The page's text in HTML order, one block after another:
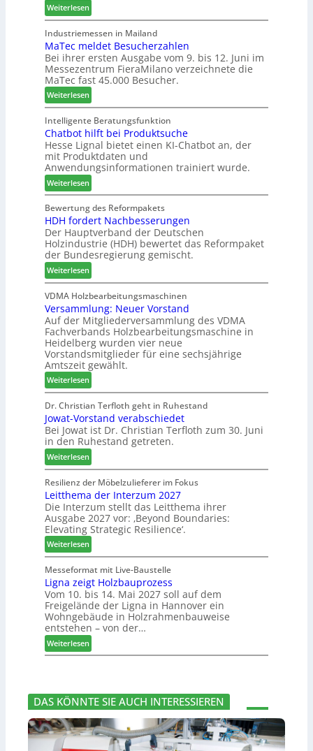
t
s
f
ü
h
r
r
e
n
f
ü
r
P
a
n
t
a
g
o
-
F
r
ä
s
e
r
u
n
d
-
V
e
r
b
i
n
d
e
r
Weiterlesen:
W
e
C
a
r
e
-
A
k
t
i
o
n
s
w
o
c
h
e
n
2
0
2
6
Industriemessen in Mailand
MaTec meldet Besucherzahlen
Bei ihrer ersten Ausgabe vom 9. bis 12. Juni im
Messezentrum FieraMilano verzeichnete die
MaTec fast 45.000 Besucher.
Weiterlesen:
M
a
T
e
c
m
e
l
d
e
t
B
e
s
u
c
h
e
r
z
a
h
l
e
n
Intelligente Beratungsfunktion
Chatbot hilft bei Produktsuche
Hesse Lignal bietet einen KI-Chatbot an, der
mit Produktdaten und
Anwendungsinformationen trainiert wurde.
Weiterlesen:
C
h
a
t
b
o
t
h
i
l
f
t
b
e
i
P
r
o
d
u
k
t
s
u
c
h
e
Bewertung des Reformpakets
HDH fordert Nachbesserungen
Der Hauptverband der Deutschen
Holzindustrie (HDH) bewertet das Reformpaket
der Bundesregierung gemischt.
Weiterlesen:
H
D
H
f
o
r
d
e
r
t
N
a
c
h
b
e
s
s
e
r
u
n
g
e
n
VDMA Holzbearbeitungsmaschinen
Versammlung: Neuer Vorstand
Auf der Mitgliederversammlung des VDMA
Fachverbands Holzbearbeitungsmaschine in
Heidelberg wurden vier neue
Vorstandsmitglieder für eine sechsjährige
Amtszeit gewählt.
Weiterlesen:
V
e
r
s
a
m
l
u
n
g
:
N
e
u
e
r
V
o
r
s
t
d
Dr. Christian Terfloth geht in Ruhestand
Jowat-Vorstand verabschiedet
Bei Jowat ist Dr. Christian Terfloth zum 30. Juni
in den Ruhestand getreten.
Weiterlesen:
J
o
w
a
t
-
V
o
r
s
t
a
n
d
v
e
b
s
c
h
Resilienz der Möbelzulieferer im Fokus
Leitthema der Interzum 2027
Die Interzum stellt das Leitthema ihrer
Ausgabe 2027 vor: ‚Beyond Boundaries:
Elevating Strategic Resilience‘.
Weiterlesen:
L
e
i
t
t
h
e
m
a
r
I
n
t
Messeformat mit Live-Baustelle
Ligna zeigt Holzbauprozess
Vom 10. bis 14. Mai 2027 soll auf dem
Freigelände der Ligna in Hannover ein
Wohngebäude in Holzrahmenbauweise
entstehen – von der…
Weiterlesen:
L
n
a
z
e
DAS KÖNNTE SIE AUCH INTERESSIEREN